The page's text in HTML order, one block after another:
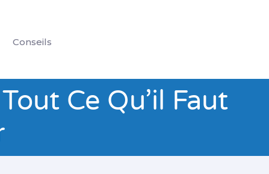
Conseils
Ce Qu’il Faut